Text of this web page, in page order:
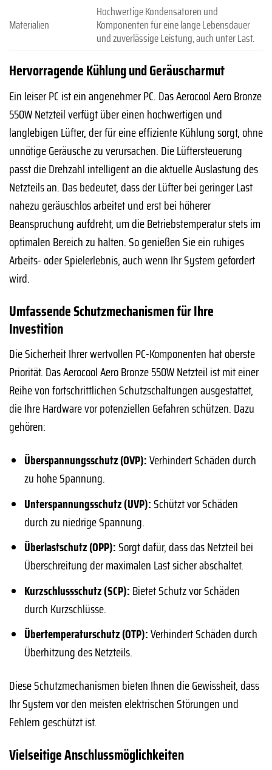
Materialien
Hochwertige Kondensatoren und
Komponenten für eine lange Lebensdauer
und zuverlässige Leistung, auch unter Last.
Hervorragende Kühlung und Geräuscharmut
Ein leiser PC ist ein angenehmer PC. Das Aerocool Aero Bronze
550W Netzteil verfügt über einen hochwertigen und
langlebigen Lüfter, der für eine effiziente Kühlung sorgt, ohne
unnötige Geräusche zu verursachen. Die Lüftersteuerung
passt die Drehzahl intelligent an die aktuelle Auslastung des
Netzteils an. Das bedeutet, dass der Lüfter bei geringer Last
nahezu geräuschlos arbeitet und erst bei höherer
Beanspruchung aufdreht, um die Betriebstemperatur stets im
optimalen Bereich zu halten. So genießen Sie ein ruhiges
Arbeits- oder Spielerlebnis, auch wenn Ihr System gefordert
wird.
Umfassende Schutzmechanismen für Ihre
Investition
Die Sicherheit Ihrer wertvollen PC-Komponenten hat oberste
Priorität. Das Aerocool Aero Bronze 550W Netzteil ist mit einer
Reihe von fortschrittlichen Schutzschaltungen ausgestattet,
die Ihre Hardware vor potenziellen Gefahren schützen. Dazu
gehören:
Überspannungsschutz (OVP):Verhindert Schäden durch
zu hohe Spannung.
Unterspannungsschutz (UVP):Schützt vor Schäden
durch zu niedrige Spannung.
Überlastschutz (OPP):Sorgt dafür, dass das Netzteil bei
Überschreitung der maximalen Last sicher abschaltet.
Kurzschlussschutz (SCP): Bietet Schutz vor Schäden
durch Kurzschlüsse.
Übertemperaturschutz (OTP):Verhindert Schäden durch
Überhitzung des Netzteils.
Diese Schutzmechanismen bieten Ihnen die Gewissheit, dass
Ihr System vor den meisten elektrischen Störungen und
Fehlern geschützt ist.
Vielseitige Anschlussmöglichkeiten